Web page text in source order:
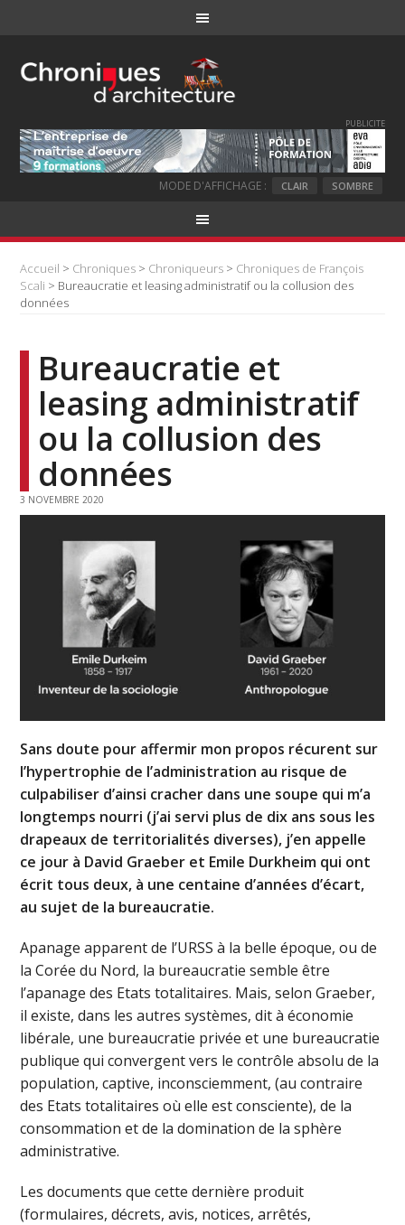
PUBLICITE
MODE D'AFFICHAGE : CLAIR SOMBRE
Accueil > Chroniques > Chroniqueurs > Chroniques de François
Scali > Bureaucratie et leasing administratif ou la collusion des
données
Bureaucratie et
leasing administratif
ou la collusion des
données
3 NOVEMBRE 2020
Sans doute pour affermir mon propos récurent sur
l’hypertrophie de l’administration au risque de
culpabiliser d’ainsi cracher dans une soupe qui m’a
longtemps nourri (j’ai servi plus de dix ans sous les
drapeaux de territorialités diverses), j’en appelle
ce jour à David Graeber et Emile Durkheim qui ont
écrit tous deux, à une centaine d’années d’écart,
au sujet de la bureaucratie.
Apanage apparent de l’URSS à la belle époque, ou de
la Corée du Nord, la bureaucratie semble être
l’apanage des Etats totalitaires. Mais, selon Graeber,
il existe, dans les autres systèmes, dit à économie
libérale, une bureaucratie privée et une bureaucratie
publique qui convergent vers le contrôle absolu de la
population, captive, inconsciemment, (au contraire
des Etats totalitaires où elle est consciente), de la
consommation et de la domination de la sphère
administrative.
Les documents que cette dernière produit
(formulaires, décrets, avis, notices, arrêtés,